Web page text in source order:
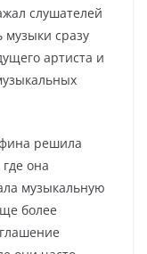
слушателей
музыки сразу
артиста и
решила
она
музыкальную
более